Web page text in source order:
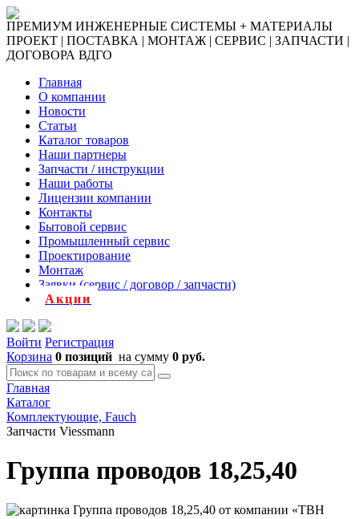
ПРЕМИУМ ИНЖЕНЕРНЫЕ СИСТЕМЫ + МАТЕРИАЛЫ
ПРОЕКТ | ПОСТАВКА | МОНТАЖ | СЕРВИС | ЗАПЧАСТИ |
ДОГОВОРА ВДГО
Главная
О компании
Новости
Статьи
Каталог товаров
Наши партнеры
Запчасти / инструкции
Наши работы
Лицензии компании
Контакты
Бытовой сервис
Промышленный сервис
Проектирование
Монтаж
Заявки (сервис / договор / запчасти)
Акции
Войти Регистрация
Корзина 0 позиций на сумму 0 руб.
Главная
Каталог
Комплектующие, Fauch
Запчасти Viessmann
Группа проводов 18,25,40